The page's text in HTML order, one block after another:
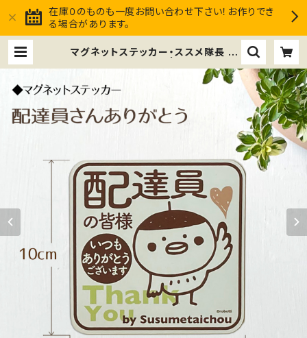
在庫０のものも一度お問い合わせ下さい！お作りでき
る場合があります。
マグネットステッカー・ススメ隊長 ＊